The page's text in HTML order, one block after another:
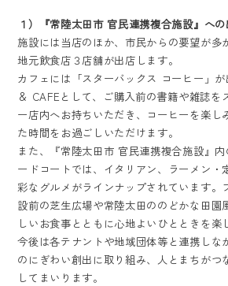
１）『常陸太田市 官民連携複合施設』へ
施設には当店のほか、市民からの要望が多
地元飲食店３店舗が出店します。
カフェには「スターバックス コーヒー」
＆ CAFEとして、ご購入前の書籍や雑誌を
ー店内へお持ちいただき、コーヒーを楽し
た時間をお過ごしいただけます。
また、『常陸太田市 官民連携複合施設』
ードコートでは、イタリアン、ラーメン・
彩なグルメがラインナップされています。
設前の芝生広場や常陸太田ののどかな田園
しいお食事とともに心地よいひとときを楽
今後は各テナントや地域団体等と連携しな
のにぎわい創出に取り組み、人とまちがつ
してまいります。